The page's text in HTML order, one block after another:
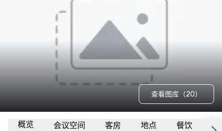
查看图库（20）
概览 会议空间 客房 地点 餐饮 隶